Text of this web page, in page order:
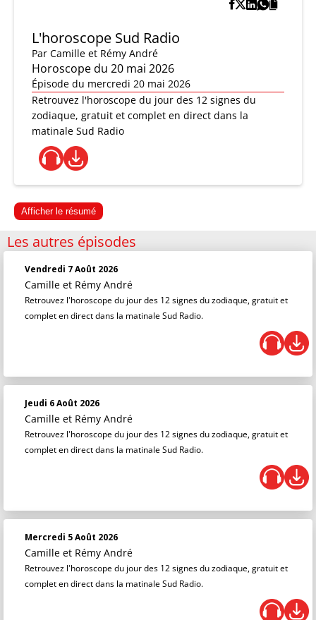
L'horoscope Sud Radio
Par Camille et Rémy André
Horoscope du 20 mai 2026
Épisode du mercredi 20 mai 2026
Retrouvez l'horoscope du jour des 12 signes du
zodiaque, gratuit et complet en direct dans la
matinale Sud Radio
Afficher le résumé
Les autres épisodes
Vendredi 7 Août 2026
Camille et Rémy André
Retrouvez l'horoscope du jour des 12 signes du zodiaque, gratuit et
complet en direct dans la matinale Sud Radio.
Jeudi 6 Août 2026
Camille et Rémy André
Retrouvez l'horoscope du jour des 12 signes du zodiaque, gratuit et
complet en direct dans la matinale Sud Radio.
Mercredi 5 Août 2026
Camille et Rémy André
Retrouvez l'horoscope du jour des 12 signes du zodiaque, gratuit et
complet en direct dans la matinale Sud Radio.